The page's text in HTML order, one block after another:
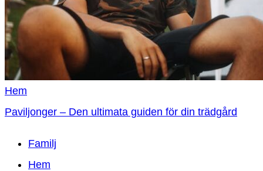
Hem
Paviljonger – Den ultimata guiden för din trädgård
Familj
Hem